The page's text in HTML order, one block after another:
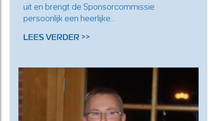
uit en brengt de Sponsorcommissie
persoonlijk een heerlijke...
LEES VERDER >>